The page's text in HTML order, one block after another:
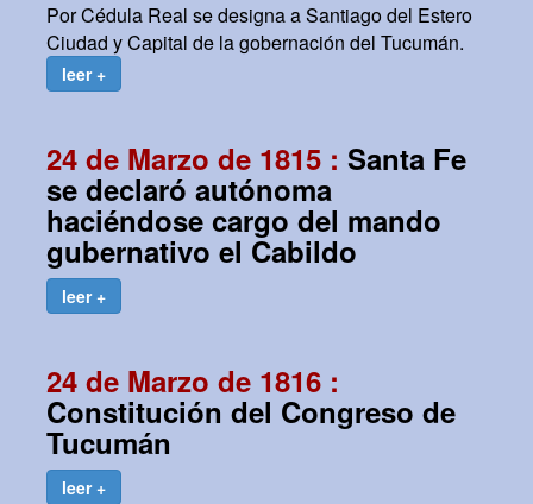
Por Cédula Real se designa a Santiago del Estero
Ciudad y Capital de la gobernación del Tucumán.
leer +
24 de Marzo de 1815 : Santa Fe
se declaró autónoma
haciéndose cargo del mando
gubernativo el Cabildo
leer +
24 de Marzo de 1816 :
Constitución del Congreso de
Tucumán
leer +